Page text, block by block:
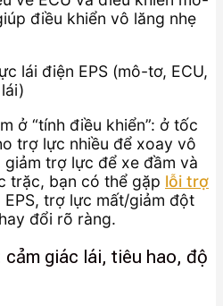
điều khiển vô lăng nhẹ
ở “tính điều khiển”: ở tốc
trợ lực nhiều để xoay vô
trợ lực để xe đầm và
trặc, bạn có thể gặp lỗi trợ
EPS, trợ lực mất/giảm đột
đổi rõ ràng.
cảm giác lái, tiêu hao, độ